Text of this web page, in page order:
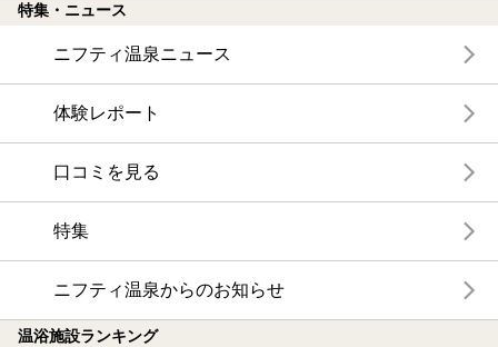
特集・ニュース
ニフティ温泉ニュース
体験レポート
口コミを見る
特集
ニフティ温泉からのお知らせ
温浴施設ランキング